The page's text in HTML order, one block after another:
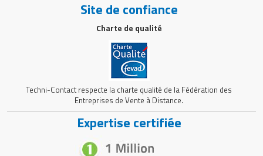
Site de confiance
Charte de qualité
Techni-Contact respecte la charte qualité de la Fédération des
Entreprises de Vente à Distance.
Expertise certifiée